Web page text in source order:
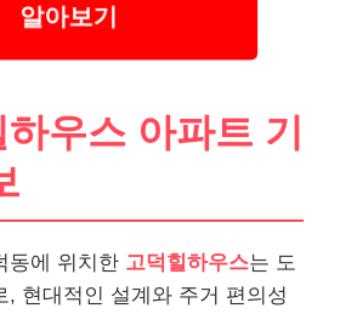
알아보기
하우스 아파트 기
동에 위치한 고덕힐하우스는 도
, 현대적인 설계와 주거 편의성